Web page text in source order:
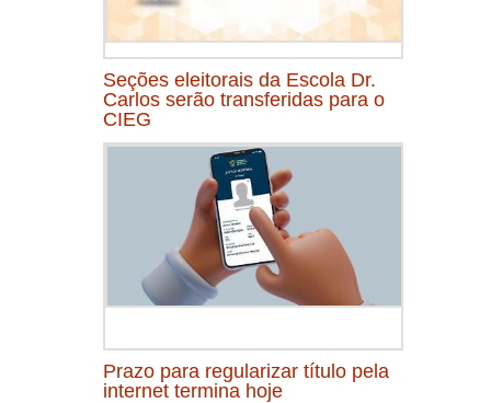
Seções eleitorais da Escola Dr.
Carlos serão transferidas para o
CIEG
Prazo para regularizar título pela
internet termina hoje